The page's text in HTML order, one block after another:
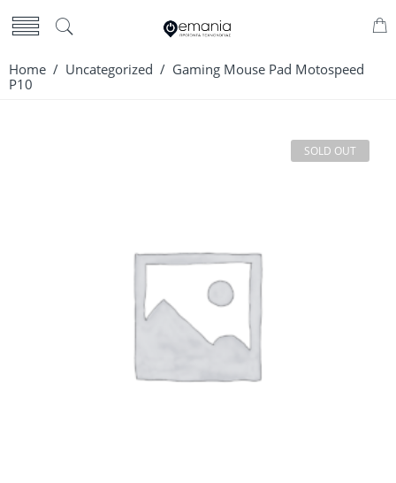
Home / Uncategorized / Gaming Mouse Pad Motospeed
P10
SOLD OUT